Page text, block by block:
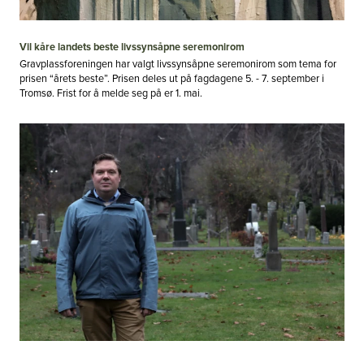
Vil kåre landets beste livssynsåpne seremonirom
Gravplassforeningen har valgt livssynsåpne seremonirom som tema for
prisen “årets beste”. Prisen deles ut på fagdagene 5. - 7. september i
Tromsø. Frist for å melde seg på er 1. mai.